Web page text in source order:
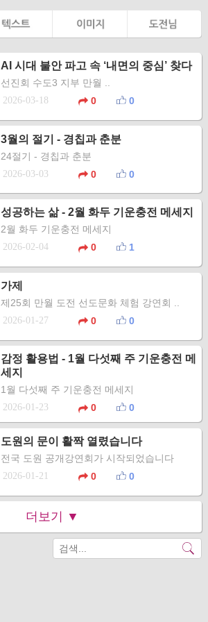
AI 시대 불안 파고 속 ‘내면의 중심’ 찾다
선진회 수도3 지부 만월 ..
2026-03-18 0 0
3월의 절기 - 경칩과 춘분
24절기 - 경칩과 춘분
2026-03-03 0 0
성공하는 삶 - 2월 화두 기운충전 메세지
2월 화두 기운충전 메세지
2026-02-04 0 1
가제
제25회 만월 도전 선도문화 체험 강연회 ..
2026-01-27 0 0
감정 활용법 - 1월 다섯째 주 기운충전 메
세지
1월 다섯째 주 기운충전 메세지
2026-01-23 0 0
도원의 문이 활짝 열렸습니다
전국 도원 공개강연회가 시작되었습니다
2026-01-21 0 0
더보기 ▼